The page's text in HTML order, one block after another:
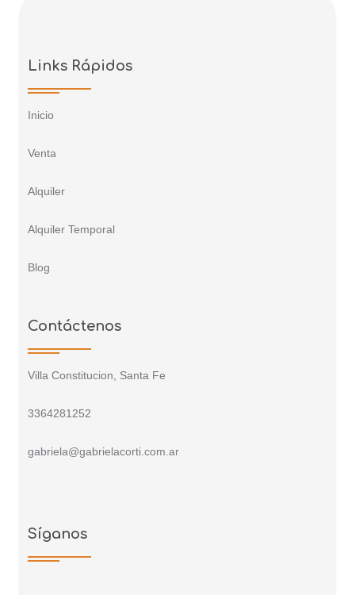
Links Rápidos
Inicio
Venta
Alquiler
Alquiler Temporal
Blog
Contáctenos
Villa Constitucion, Santa Fe
3364281252
gabriela@gabrielacorti.com.ar
Síganos